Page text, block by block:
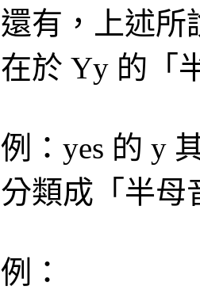
還有，上述所
在於 Yy 的「
例：yes 的 y
分類成「半母
例：